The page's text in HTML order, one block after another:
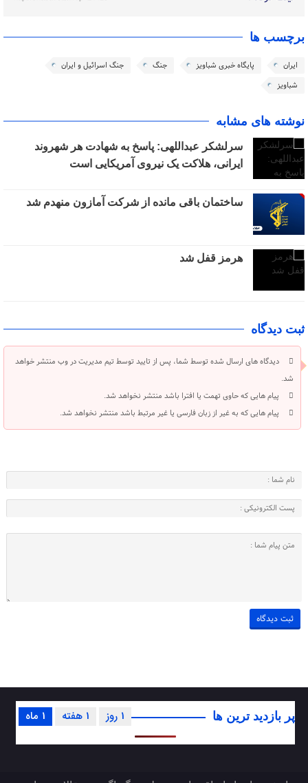
برچسب ها
ایران پایگاه خبری شباویز جنگ
جنگ اسرائیل و ایران
شباویز
نوشته های مشابه
سرلشکر عبداللهی: پاسخ به شهادت هر شهروند
ایرانی، هلاکت یک نیروی آمریکایی است
ساختمان باقی مانده از شرکت آمازون منهدم شد
هرمز قفل شد
ثبت دیدگاه
دیدگاه های ارسال شده توسط شما، پس از تایید توسط تیم مدیریت در وب منتشر خواهد
شد.
پیام هایی که حاوی تهمت یا افترا باشد منتشر نخواهد شد.
پیام هایی که به غیر از زبان فارسی یا غیر مرتبط باشد منتشر نخواهد شد.
پر بازدید ترین ها 1 ماه 1 هفته 1 روز